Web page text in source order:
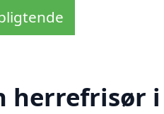
herrefrisør